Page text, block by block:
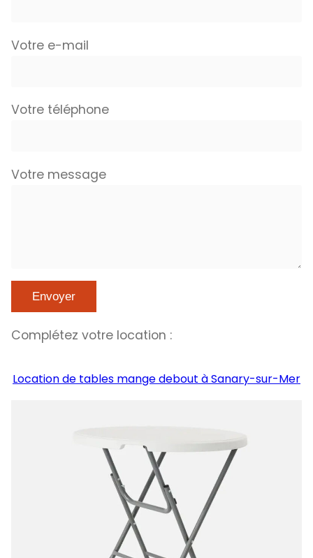
Votre e-mail
Votre téléphone
Votre message
Complétez votre location :
Location de tables mange debout à Sanary-sur-Mer